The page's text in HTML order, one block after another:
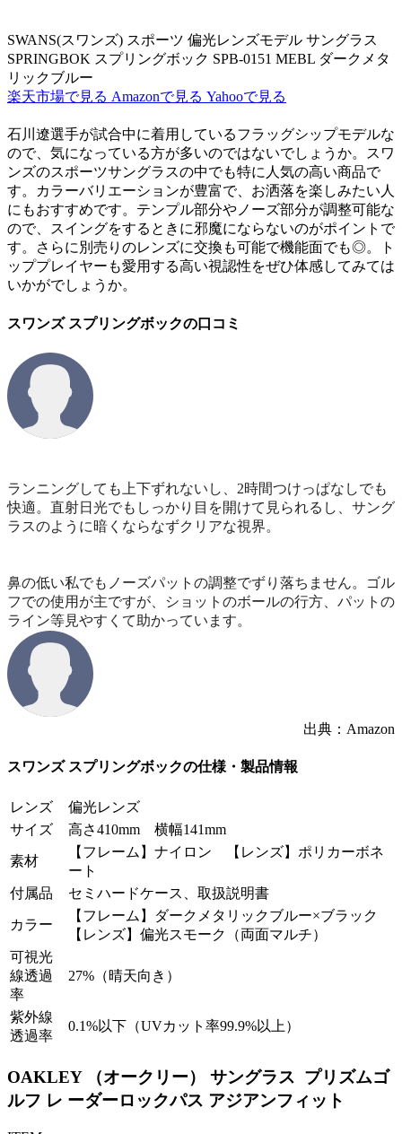
SWANS(スワンズ) スポーツ 偏光レンズモデル サングラス
SPRINGBOK スプリングボック SPB-0151 MEBL ダークメタ
リックブルー
楽天市場で見る Amazonで見る Yahooで見る
石川遼選手が試合中に着用しているフラッグシップモデルな
ので、気になっている方が多いのではないでしょうか。スワ
ンズのスポーツサングラスの中でも特に人気の高い商品で
す。カラーバリエーションが豊富で、お洒落を楽しみたい人
にもおすすめです。テンプル部分やノーズ部分が調整可能な
ので、スイングをするときに邪魔にならないのがポイントで
す。さらに別売りのレンズに交換も可能で機能面でも◎。ト
ッププレイヤーも愛用する高い視認性をぜひ体感してみては
いかがでしょうか。
スワンズ スプリングボックの口コミ
ランニングしても上下ずれないし、2時間つけっぱなしでも
快適。直射日光でもしっかり目を開けて見られるし、サング
ラスのように暗くならなずクリアな視界。
鼻の低い私でもノーズパットの調整でずり落ちません。ゴル
フでの使用が主ですが、ショットのボールの行方、パットの
ライン等見やすくて助かっています。
出典：Amazon
スワンズ スプリングボックの仕様・製品情報
レンズ
偏光レンズ
サイズ
高さ410mm 横幅141mm
素材
【フレーム】ナイロン 【レンズ】ポリカーボネ
ート
付属品
セミハードケース、取扱説明書
カラー
【フレーム】ダークメタリックブルー×ブラック
【レンズ】偏光スモーク（両面マルチ）
可視光
線透過
率
27%（晴天向き）
紫外線
透過率
0.1%以下（UVカット率99.9%以上）
OAKLEY （オークリー） サングラス プリズムゴ
ルフ レ ーダーロックパス アジアンフィット